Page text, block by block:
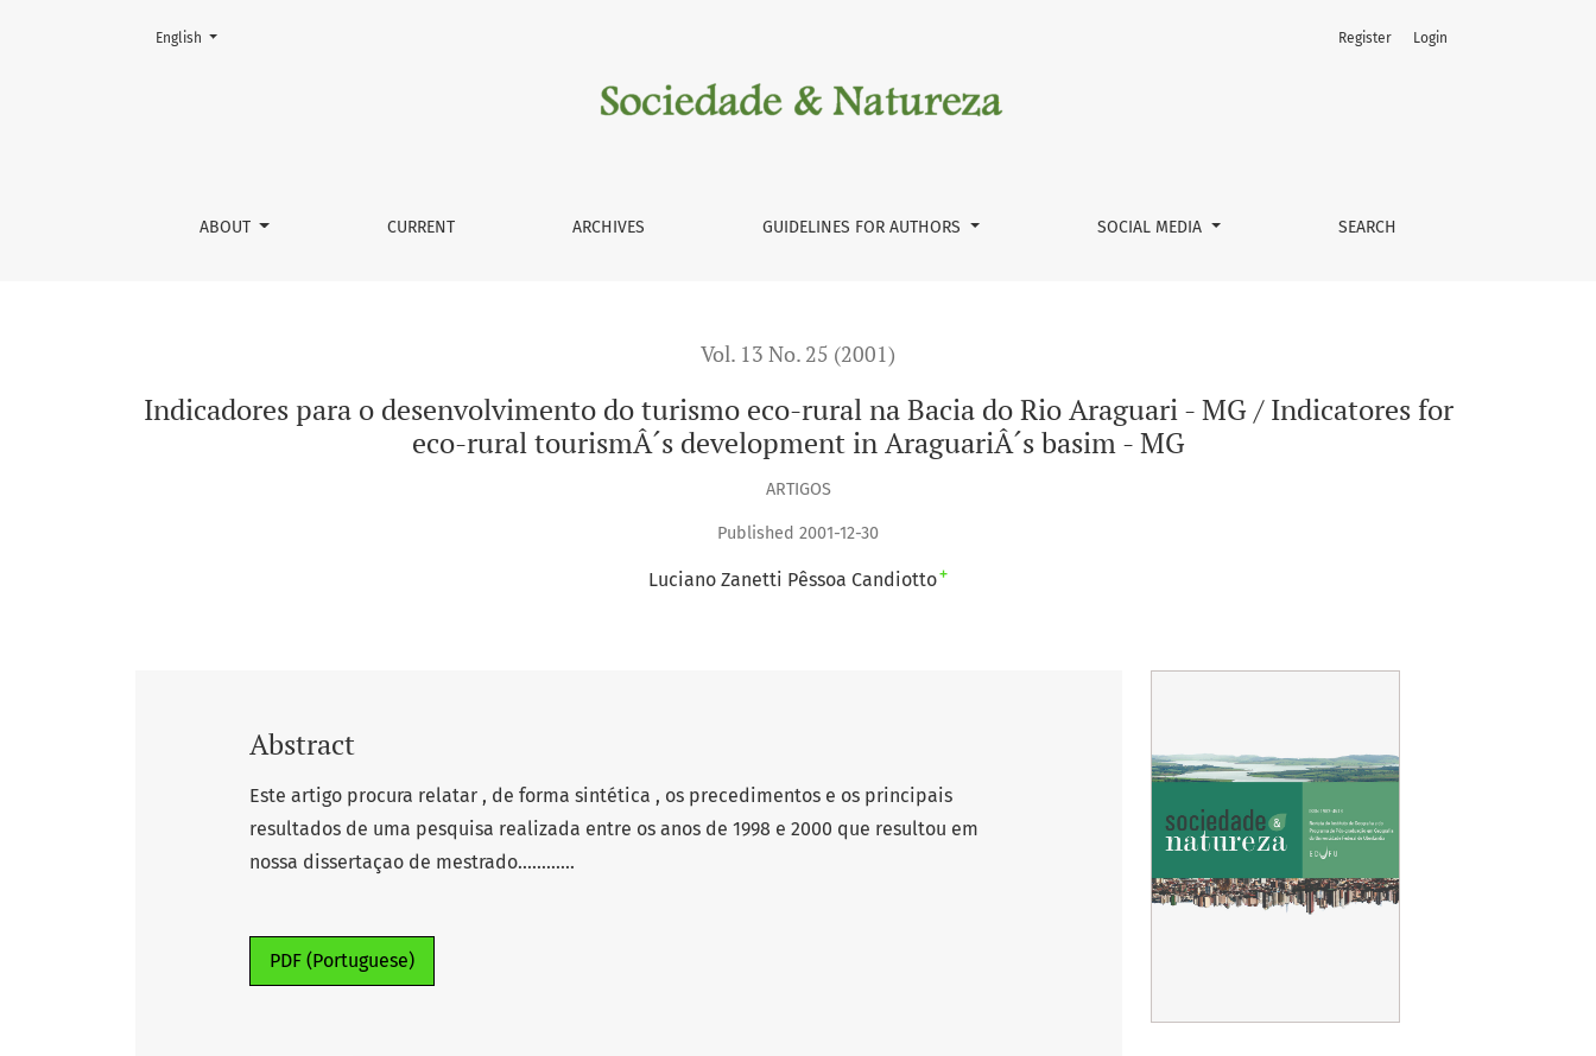
Indicadores para o desenvolvimento do turismo eco-rural na Bacia do Rio Araguari - MG / Indicatores for eco-rural tourismÂ´s development in AraguariÂ´s basim - MG
ABOUT CURRENT ARCHIVES GUIDELINES FOR AUTHORS SOCIAL MEDIA SEARCH
Register Login
Change the language. The current language is:
English
Vol. 13 No. 25 (2001)
Indicadores para o desenvolvimento do turismo eco-rural na Bacia do Rio Araguari - MG / Indicatores for
eco-rural tourismÂ´s development in AraguariÂ´s basim - MG
ARTIGOS
Published 2001-12-30
Luciano Zanetti Pêssoa Candiotto+
Abstract
Este artigo procura relatar , de forma sintética , os precedimentos e os principais
resultados de uma pesquisa realizada entre os anos de 1998 e 2000 que resultou em
nossa dissertaçao de mestrado............
PDF (Portuguese)